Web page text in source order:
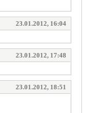
23.01.2012, 16:04
23.01.2012, 17:48
23.01.2012, 18:51